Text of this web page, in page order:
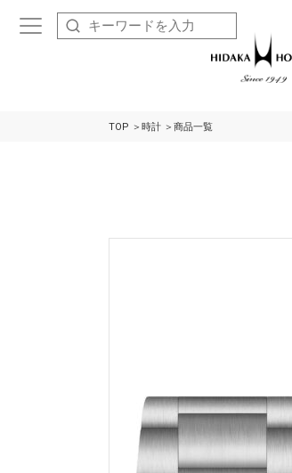
TOP 時計 商品一覧